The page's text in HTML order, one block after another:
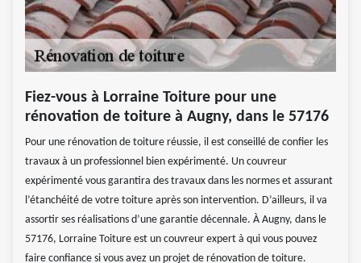
Fiez-vous à Lorraine Toiture pour une
rénovation de toiture à Augny, dans le 57176
Pour une rénovation de toiture réussie, il est conseillé de confier les
travaux à un professionnel bien expérimenté. Un couvreur
expérimenté vous garantira des travaux dans les normes et assurant
l’étanchéité de votre toiture après son intervention. D’ailleurs, il va
assortir ses réalisations d’une garantie décennale. À Augny, dans le
57176, Lorraine Toiture est un couvreur expert à qui vous pouvez
faire confiance si vous avez un projet de rénovation de toiture.